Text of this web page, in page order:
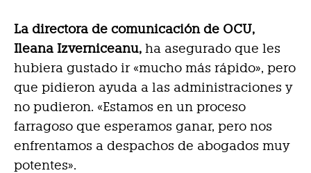
La directora de comunicación de OCU,
Ileana Izverniceanu, ha asegurado que les
hubiera gustado ir «mucho más rápido», pero
que pidieron ayuda a las administraciones y
no pudieron. «Estamos en un proceso
farragoso que esperamos ganar, pero nos
enfrentamos a despachos de abogados muy
potentes».